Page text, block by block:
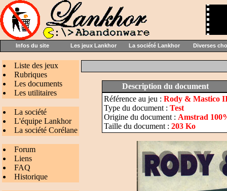
Infos du site Les jeux Lankhor La société Lankhor Diverses
Liste des jeux
Rubriques
Les documents
Les utilitaires
La société
L'équipe Lankhor
La société Corélane
Forum
Liens
FAQ
Historique
Description du document
Référence au jeu : Rody & Mastico
Type du document : Test
Origine du document : Amstrad
Taille du document : 203 Ko